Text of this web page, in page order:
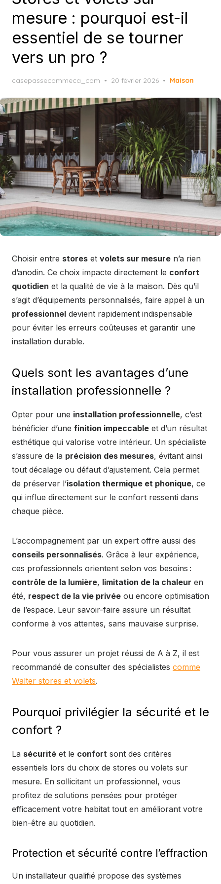
mesure : pourquoi est-il
essentiel de se tourner
vers un pro ?
casepassecommeca_com
Posted
20 février 2026 Maison
Choisir entre stores et volets sur mesure n’a rien
d’anodin. Ce choix impacte directement le confort
quotidien et la qualité de vie à la maison. Dès qu’il
s’agit d’équipements personnalisés, faire appel à un
professionnel devient rapidement indispensable
pour éviter les erreurs coûteuses et garantir une
installation durable.
Quels sont les avantages d’une
installation professionnelle ?
Opter pour une installation professionnelle, c’est
bénéficier d’une finition impeccable et d’un résultat
esthétique qui valorise votre intérieur. Un spécialiste
s’assure de la précision des mesures, évitant ainsi
tout décalage ou défaut d’ajustement. Cela permet
de préserver l’isolation thermique et phonique, ce
qui influe directement sur le confort ressenti dans
chaque pièce.
L’accompagnement par un expert offre aussi des
conseils personnalisés. Grâce à leur expérience,
ces professionnels orientent selon vos besoins :
contrôle de la lumière, limitation de la chaleur en
été, respect de la vie privée ou encore optimisation
de l’espace. Leur savoir-faire assure un résultat
conforme à vos attentes, sans mauvaise surprise.
Pour vous assurer un projet réussi de A à Z, il est
recommandé de consulter des spécialistes comme
Walter stores et volets.
Pourquoi privilégier la sécurité et le
confort ?
La sécurité et le confort sont des critères
essentiels lors du choix de stores ou volets sur
mesure. En sollicitant un professionnel, vous
profitez de solutions pensées pour protéger
efficacement votre habitat tout en améliorant votre
bien-être au quotidien.
Protection et sécurité contre l’effraction
Un installateur qualifié propose des systèmes